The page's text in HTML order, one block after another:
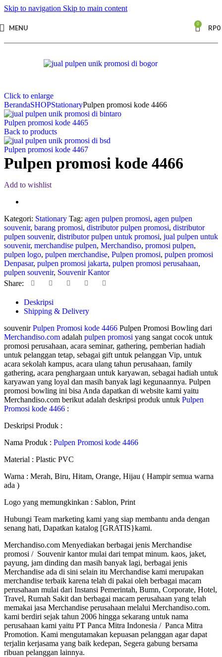
Skip to navigation Skip to main content
MENU 0 RP0
Click to enlarge
BerandaSHOPStationaryPulpen promosi kode 4466
Pulpen promosi kode 4465
Back to products
Pulpen promosi kode 4467
Pulpen promosi kode 4466
Add to wishlist
Kategori: Stationary Tag: agen pulpen promosi, agen pulpen
souvenir, barang promosi, distributor pulpen promosi, distributor
pulpen souvenir, distributor pulpen untuk promosi, jual pulpen untuk
souvenir, merchandise pulpen, Merchandiso, promosi pulpen,
pulpen logo, pulpen merchandise, Pulpen promosi, pulpen promosi
Denpasar, pulpen promosi jakarta, pulpen promosi perusahaan,
pulpen souvenir, Souvenir Kantor
Share:
Deskripsi
Shipping & Delivery
souvenirPulpen Promosi kode 4466 Pulpen Promosi Bowling dari
Merchandiso.com adalah pulpen promosi yang sangat cocok untuk
promosi perusahaan, acara seminar, gathering, pemberian hadiah
untuk pelanggan tetap, sebagai gift untuk pelanggan Vip, untuk
acara sekolah kampus, acara ulang tahun perusahaan, family
gathering, acara penghargaan untuk karyawan, sebagai hadiah untuk
karyawan yang loyal dan masih banyak lagi kegunaannya. Pulpen
promosi bowling ini bisa Anda dapatkan di website kami yaitu
Merchandiso.com berikut adalah deskripsi produk untuk Pulpen
Promosi kode 4466 :
Deskripsi Produk :
Nama Produk : Pulpen Promosi kode 4466
Material : Plastic PVC
Warna : Merah, Biru, Hitam, Orange, Hijau ( Hampir semua warna
ada )
Logo yang memungkinkan : Sablon, Print
Hubungi Team marketing kami yang siap membantu anda dengan
senang hati, Dapatkan katalog [GRATIS}kami.
Merchandiso.com Menyediakan berbagai jenis Merchandise
promosi / Souvenir kantor mulai dari tempat minum. kaos, jaket,
payung, jam dinding dan masih banyak lagi, berbagai jenis
Merchandise ada di sini selain itu Merchandise kami merupakan
merchandise terbaik karena telah di pakai oleh berbagai macam
perusahaan mulai dari Instansi Pemerintah, Bumn, Corporate, Hotel,
Travel, Rumah Sakit dan berbagai macam perusahaan yang telah
memakai jasa Merchandise perusahaan melalui Merchandiso.com.
kami berdiri sejak tahun 2006 hingga sekarang untuk nama
perusahaan kami yaitu PT Panca Mitra Indonesia / Panca Mitra
Promotion. Kami mengutamakan kepuasan pelanggan agar dapat
terjalin kerjasama yang baik kedepan, Segera gabung bersama
ribuan pelanggan lainnya.